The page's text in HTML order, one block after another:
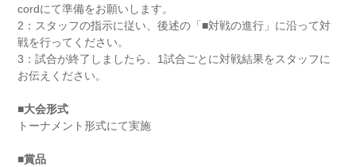
cordにて準備をお願いします。
2：スタッフの指示に従い、後述の「■対戦の進行」に沿って対
戦を行ってください。
3：試合が終了しましたら、1試合ごとに対戦結果をスタッフに
お伝えください。
■大会形式
トーナメント形式にて実施
■賞品